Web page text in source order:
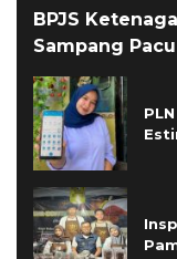
BPJS
Sampang